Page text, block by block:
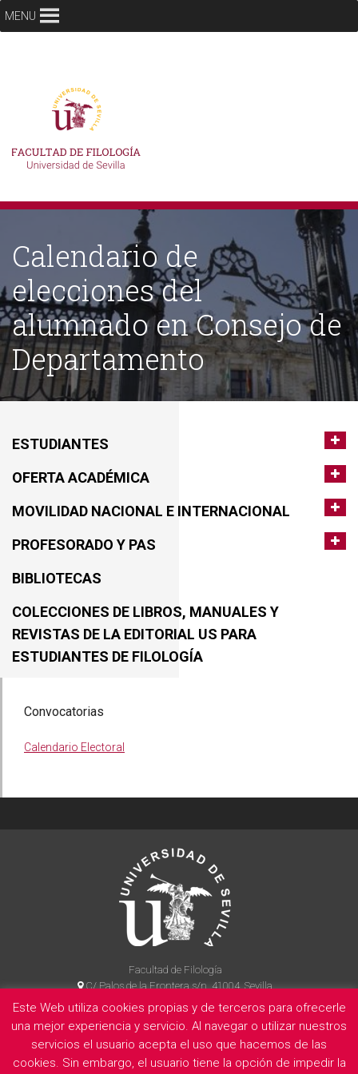
MENU
Calendario de
elecciones del
alumnado en Consejo de
Departamento
ESTUDIANTES
OFERTA ACADÉMICA
MOVILIDAD NACIONAL E INTERNACIONAL
PROFESORADO Y PAS
BIBLIOTECAS
COLECCIONES DE LIBROS, MANUALES Y
REVISTAS DE LA EDITORIAL US PARA
ESTUDIANTES DE FILOLOGÍA
Convocatorias
Calendario Electoral
Facultad de Filología
C/ Palos de la Frontera s/n, 41004, Sevilla
954 55 14 90
La Facultad Información legal Politica de privacidad Cookies
Este Web utiliza cookies propias y de terceros para ofrecerle
una mejor experiencia y servicio. Al navegar o utilizar nuestros
servicios el usuario acepta el uso que hacemos de las
cookies. Sin embargo, el usuario tiene la opción de impedir la